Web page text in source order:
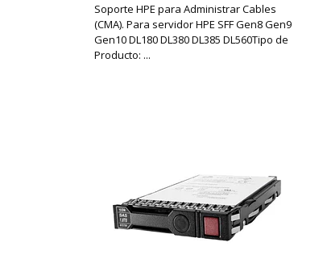
Soporte HPE para Administrar Cables
(CMA). Para servidor HPE SFF Gen8 Gen9
Gen10 DL180 DL380 DL385 DL560Tipo de
Producto: ...